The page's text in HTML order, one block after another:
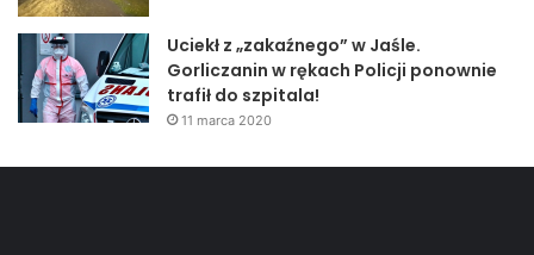
Uciekł z „zakaźnego” w Jaśle.
Gorliczanin w rękach Policji ponownie
trafił do szpitala!
11 marca 2020